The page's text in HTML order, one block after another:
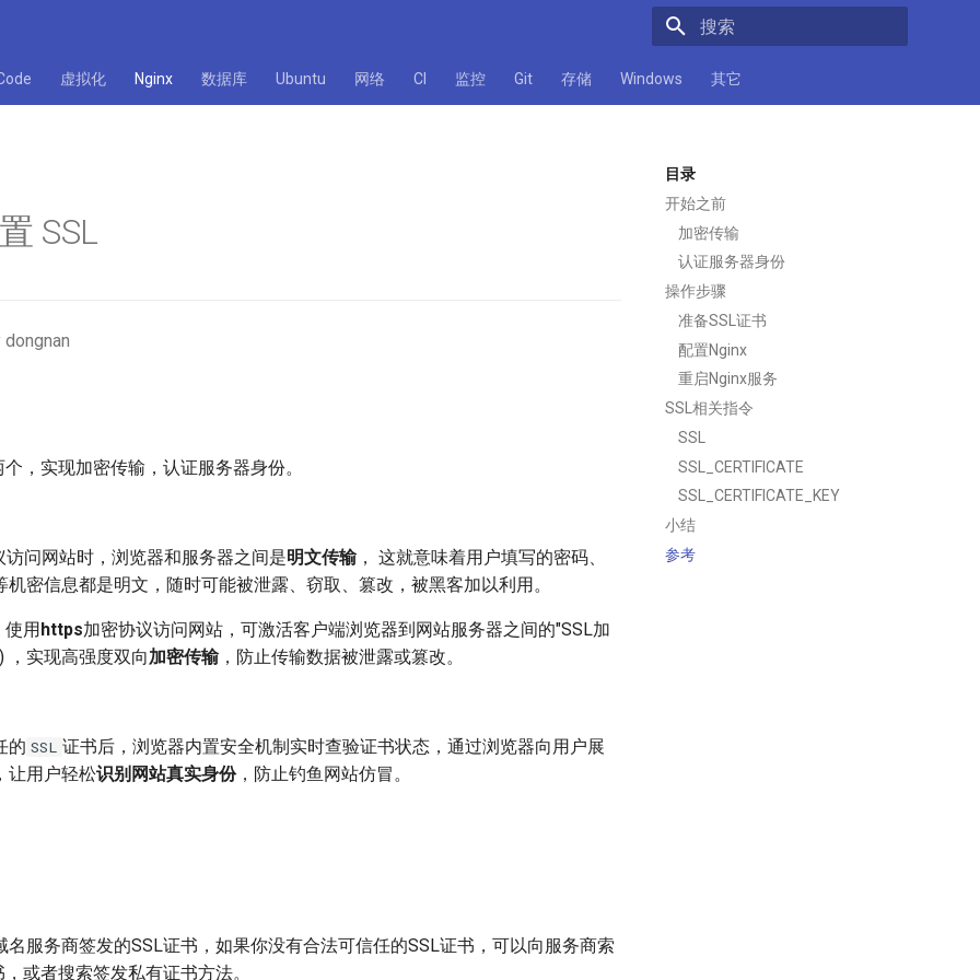
虚拟化 Nginx 数据库 Ubuntu 网络 CI 监控 Git 存储 Windows 其它
目录
开始之前
加密传输
认证服务器身份
操作步骤
准备SSL证书
配置Nginx
重启Nginx服务
SSL相关指令
SSL
SSL_CERTIFICATE
SSL_CERTIFICATE_KEY
小结
参考
SSL
，实现加密传输，认证服务器身份。
访问网站时，浏览器和服务器之间是明文传输， 这就意味着用户填写的密码、
机密信息都是明文，随时可能被泄露、窃取、篡改，被黑客加以利用。
用 https加密协议访问网站，可激活客户端浏览器到网站服务器之间的"SSL加
，实现高强度双向加密传输，防止传输数据被泄露或篡改。
的 SSL 证书后，浏览器内置安全机制实时查验证书状态，通过浏览器向用户展
让用户轻松识别网站真实身份，防止钓鱼网站仿冒。
名服务商签发的SSL证书，如果你没有合法可信任的SSL证书，可以向服务商索
或者搜索签发私有证书方法。